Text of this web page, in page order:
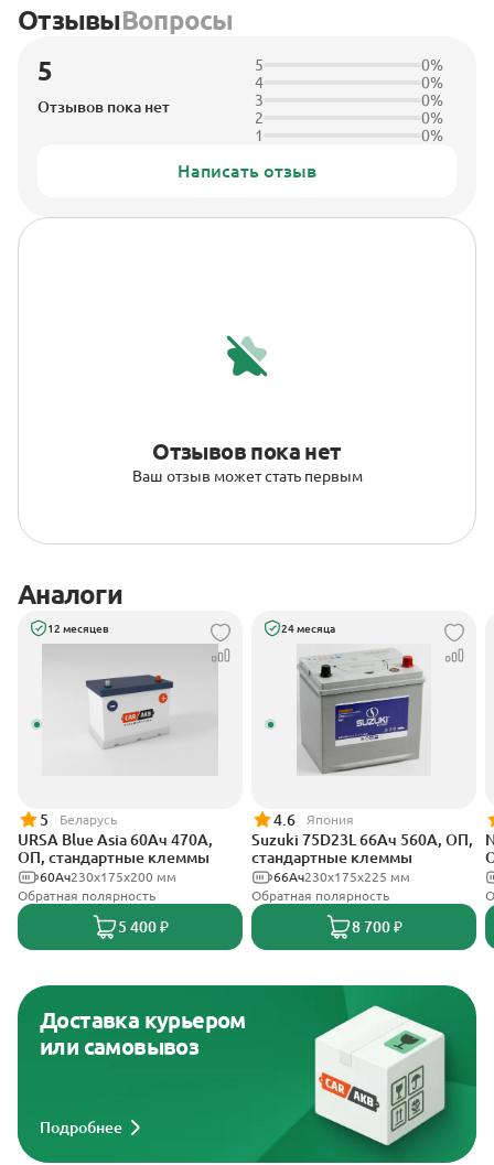
ОтзывыВопросы
5
Отзывов пока нет
5
0%
4
0%
3
0%
2
0%
1
0%
Написать отзыв
Отзывов пока нет
Ваш отзыв может стать первым
Аналоги
12 месяцев
5 Беларусь
URSA Blue Asia 60Ач 470А,
ОП, стандартные клеммы
230x175x200 мм
60Ач
Обратная полярность
5 400 ₽
24 месяца
4.6 Япония
Suzuki 75D23L 66Ач 560А, ОП,
стандартные клеммы
230х175х225 мм
66Ач
Обратная полярность
8 700 ₽
Доставка курьером
или самовывоз
Подробнее